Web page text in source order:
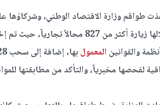
خلالها زيارة أكثر من 827
والقوانين المعمول
لفحصها مخبرياً، والتأكد من مطابقتها